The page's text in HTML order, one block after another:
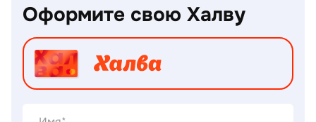
Оформите свою Халву